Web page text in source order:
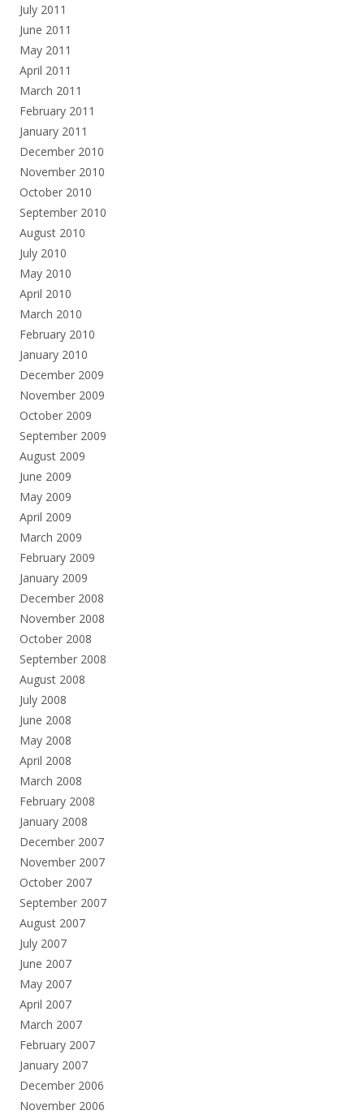
July 2011
June 2011
May 2011
April 2011
March 2011
February 2011
January 2011
December 2010
November 2010
October 2010
September 2010
August 2010
July 2010
May 2010
April 2010
March 2010
February 2010
January 2010
December 2009
November 2009
October 2009
September 2009
August 2009
June 2009
May 2009
April 2009
March 2009
February 2009
January 2009
December 2008
November 2008
October 2008
September 2008
August 2008
July 2008
June 2008
May 2008
April 2008
March 2008
February 2008
January 2008
December 2007
November 2007
October 2007
September 2007
August 2007
July 2007
June 2007
May 2007
April 2007
March 2007
February 2007
January 2007
December 2006
November 2006